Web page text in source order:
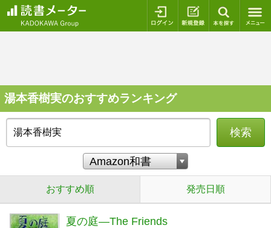
ログイン 新規登録
湯本香樹実のおすすめランキング
検索
おすすめ順 発売日順
夏の庭―The Friends